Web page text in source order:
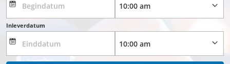
Inleverdatum